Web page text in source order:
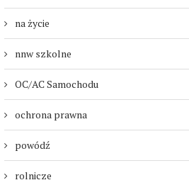
na życie
nnw szkolne
OC/AC Samochodu
ochrona prawna
powódź
rolnicze